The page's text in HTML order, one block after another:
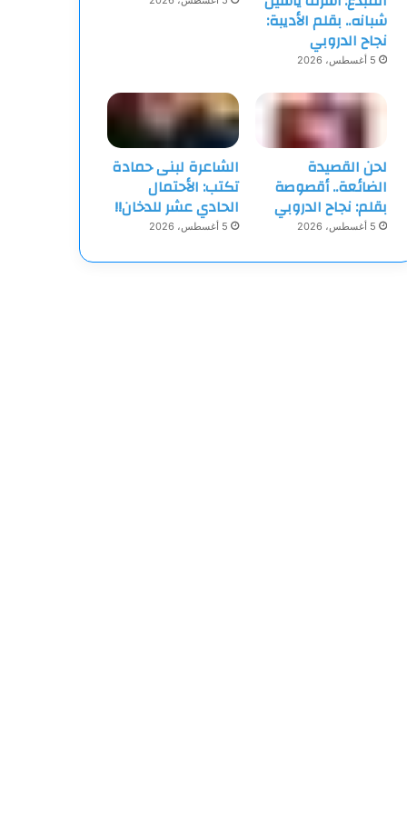
شبانه.. بقلم الأديبة:
نجاح الدروبي
5 أغسطس، 2026
لحن القصيدة
الضائعة.. أقصوصة
بقلم: نجاح الدروبي
5 أغسطس، 2026
الشاعرة لبنى حمادة
تكتب: الأحتمال
الحادي عشر للدخان!!
5 أغسطس، 2026